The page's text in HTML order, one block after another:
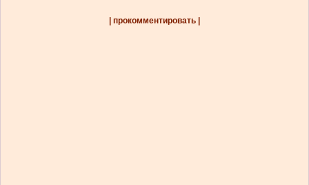
| прокомментировать |